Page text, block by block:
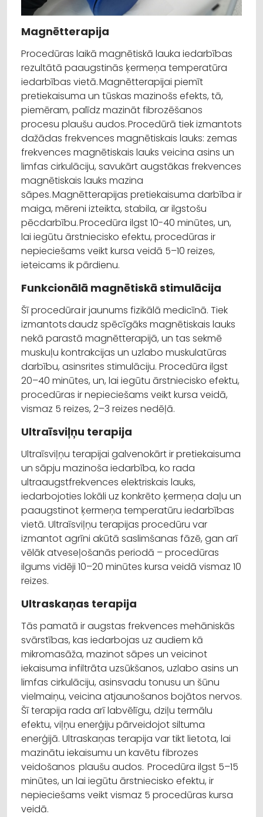
Magnētterapija
Procedūras laikā magnētiskā lauka iedarbības
rezultātā paaugstinās ķermeņa temperatūra
iedarbības vietā. Magnētterapijai piemīt
pretiekaisuma un tūskas mazinošs efekts, tā,
piemēram, palīdz mazināt fibrozēšanos
procesu plaušu audos. Procedūrā tiek izmantots
dažādas frekvences magnētiskais lauks: zemas
frekvences magnētiskais lauks veicina asins un
limfas cirkulāciju, savukārt augstākas frekvences
magnētiskais lauks mazina
sāpes. Magnētterapijas pretiekaisuma darbība ir
maiga, mēreni izteikta, stabila, ar ilgstošu
pēcdarbību. Procedūra ilgst 10-40 minūtes, un,
lai iegūtu ārstniecisko efektu, procedūras ir
nepieciešams veikt kursa veidā 5–10 reizes,
ieteicams ik pārdienu.
Funkcionālā magnētiskā stimulācija
Šī procedūra ir jaunums fizikālā medicīnā. Tiek
izmantots daudz spēcīgāks magnētiskais lauks
nekā parastā magnētterapijā, un tas sekmē
muskuļu kontrakcijas un uzlabo muskulatūras
darbību, asinsrites stimulāciju. Procedūra ilgst
20–40 minūtes, un, lai iegūtu ārstniecisko efektu,
procedūras ir nepieciešams veikt kursa veidā,
vismaz 5 reizes, 2–3 reizes nedēļā.
Ultraīsviļņu terapija
Ultraīsviļņu terapijai galvenokārt ir pretiekaisuma
un sāpju mazinoša iedarbība, ko rada
ultraaugstfrekvences elektriskais lauks,
iedarbojoties lokāli uz konkrēto ķermeņa daļu un
paaugstinot ķermeņa temperatūru iedarbības
vietā. Ultraīsviļņu terapijas procedūru var
izmantot agrīni akūtā saslimšanas fāzē, gan arī
vēlāk atveseļošanās periodā – procedūras
ilgums vidēji 10–20 minūtes kursa veidā vismaz 10
reizes.
Ultraskaņas terapija
Tās pamatā ir augstas frekvences mehāniskās
svārstības, kas iedarbojas uz audiem kā
mikromasāža, mazinot sāpes un veicinot
iekaisuma infiltrāta uzsūkšanos, uzlabo asins un
limfas cirkulāciju, asinsvadu tonusu un šūnu
vielmaiņu, veicina atjaunošanos bojātos nervos.
Šī terapija rada arī labvēlīgu, dziļu termālu
efektu, viļņu enerģiju pārveidojot siltuma
enerģijā. Ultraskaņas terapija var tikt lietota, lai
mazinātu iekaisumu un kavētu fibrozes
veidošanos plaušu audos. Procedūra ilgst 5–15
minūtes, un lai iegūtu ārstniecisko efektu, ir
nepieciešams veikt vismaz 5 procedūras kursa
veidā.